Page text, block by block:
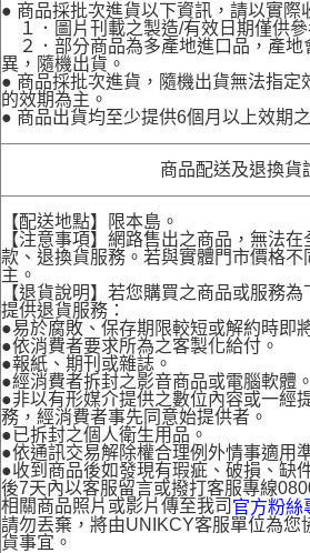
● 商品採批次進貨以下資訊，請以實際
１．圖片刊載之製造/有效日期僅供參
２．部分商品為多產地進口品，產地
異，隨機出貨。
● 商品採批次進貨，隨機出貨無法指定
的效期為主。
● 商品出貨均至少提供6個月以上效期
商品配送及退換貨
【配送地點】限本島。
【注意事項】網路售出之商品，無法
款、退換貨服務。若與實體門市價格不
主。
【退貨說明】若您購買之商品或服務
提供退貨服務：
●易於腐敗、保存期限較短或解約時即
●依消費者要求所為之客製化給付。
●報紙、期刊或雜誌。
●經消費者拆封之影音商品或電腦軟體。
●非以有形媒介提供之數位內容或一經
務，經消費者事先同意始提供者。
●已拆封之個人衛生用品。
●依通訊交易解除權合理例外情事適用
●收到商品後如發現有瑕疵、破損、缺
後7天內以客服留言或撥打客服專線
相關商品照片或影片傳至我司 官方粉絲
請勿丟棄，將由UNIKCY客服單位為您
貨事宜。